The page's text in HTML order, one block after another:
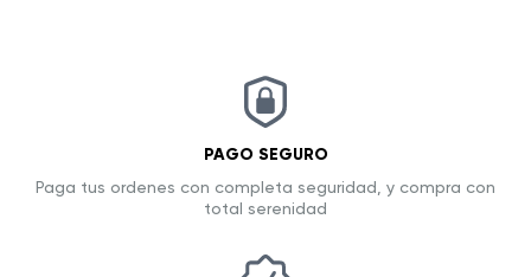
PAGO SEGURO
Paga tus ordenes con completa seguridad, y compra con
total serenidad